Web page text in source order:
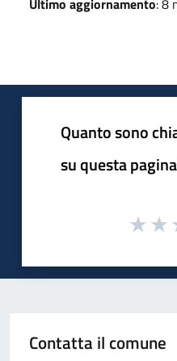
Ultimo aggiornamento: 8
Quanto sono
su questa
Contatta il comune